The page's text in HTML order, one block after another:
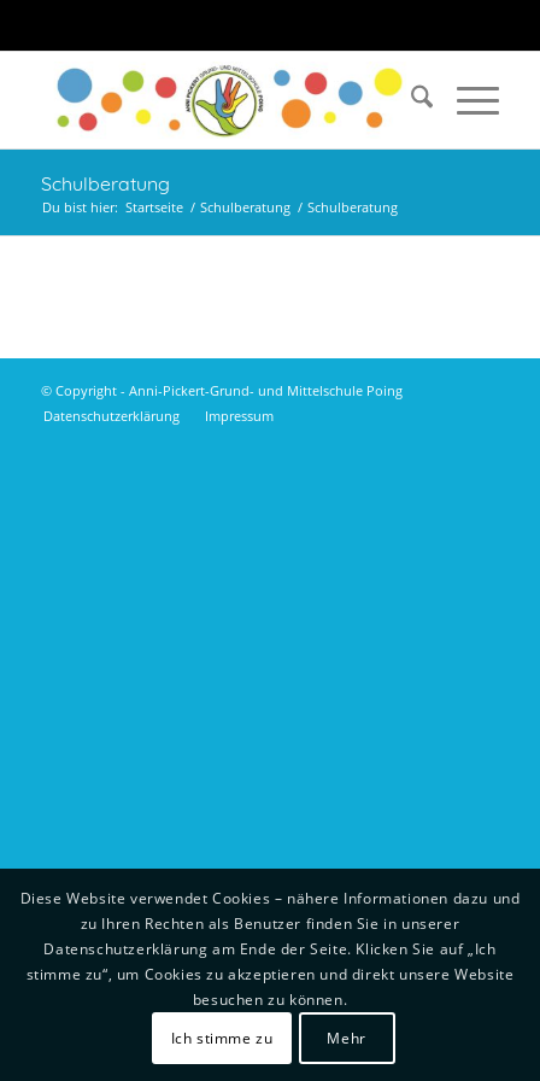
Schulberatung
Du bist hier: Startseite / Schulberatung / Schulberatung
© Copyright - Anni-Pickert-Grund- und Mittelschule Poing
Datenschutzerklärung
Impressum
Diese Website verwendet Cookies – nähere Informationen dazu und
zu Ihren Rechten als Benutzer finden Sie in unserer
Datenschutzerklärung am Ende der Seite. Klicken Sie auf „Ich
stimme zu“, um Cookies zu akzeptieren und direkt unsere Website
besuchen zu können.
Ich stimme zu
Mehr